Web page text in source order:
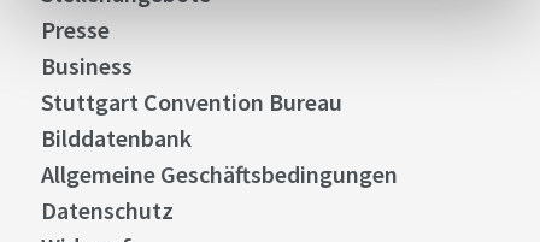
Presse
Business
Stuttgart Convention Bureau
Bilddatenbank
Allgemeine Geschäftsbedingungen
Datenschutz